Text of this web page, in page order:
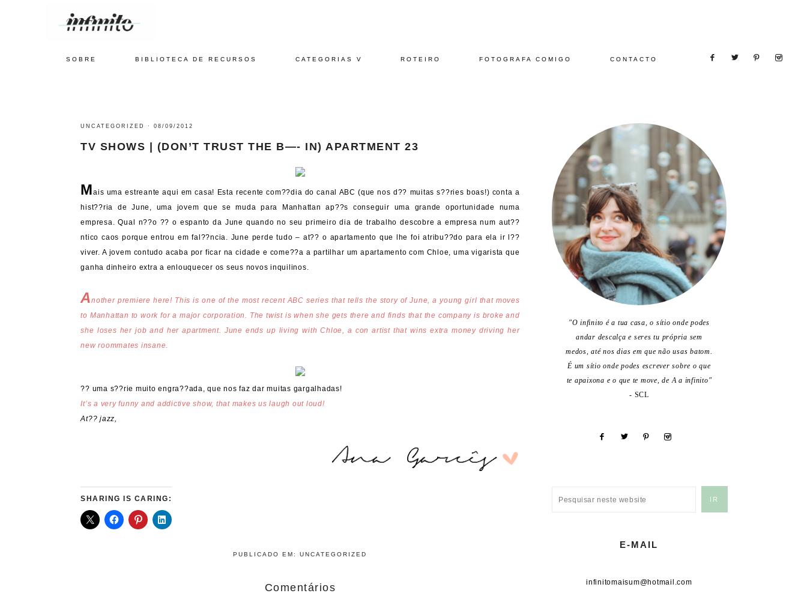
SOBRE BIBLIOTECA DE RECURSOS CATEGORIAS V ROTEIRO FOTOGRAFA COMIGO CONTACTO
UNCATEGORIZED ·08/09/2012
TV SHOWS | (DON’T TRUST THE B—- IN) APARTMENT 23
Mais uma estreante aqui em casa! Esta recente com??dia do canal ABC (que nos d?? muitas s??ries boas!) conta a
hist??ria de June, uma jovem que se muda para Manhattan ap??s conseguir uma grande oportunidade numa
empresa. Qual n??o ?? o espanto da June quando no seu primeiro dia de trabalho descobre a empresa num aut??
ntico caos porque entrou em fal??ncia. June perde tudo – at?? o apartamento que lhe foi atribu??do para ela ir l??
viver. A jovem contudo acaba por ficar na cidade e come??a a partilhar um apartamento com Chloe, uma vigarista que
ganha dinheiro extra a enlouquecer os seus novos inquilinos.
Another premiere here! This is one of the most recent ABC series that tells the story of June, a young girl that moves
to Manhattan to work for a major corporation. The twist is when she gets there and finds that the company is broke and
she loses her job and her apartment. June ends up living with Chloe, a con artist that wins extra money driving her
new roommates insane.
?? uma s??rie muito engra??ada, que nos faz dar muitas gargalhadas!
It’s a very funny and addictive show, that makes us laugh out loud!
At?? jazz,
SHARING IS CARING:
PUBLICADO EM:UNCATEGORIZED
Comentários
"O infinito é a tua casa, o sítio onde podes
andar descalça e seres tu própria sem
medos, até nos dias em que não usas batom.
É um sítio onde podes escrever sobre o que
te apaixona e o que te move, de A a infinito"
- SCL
E-MAIL
infinitomaisum@hotmail.com